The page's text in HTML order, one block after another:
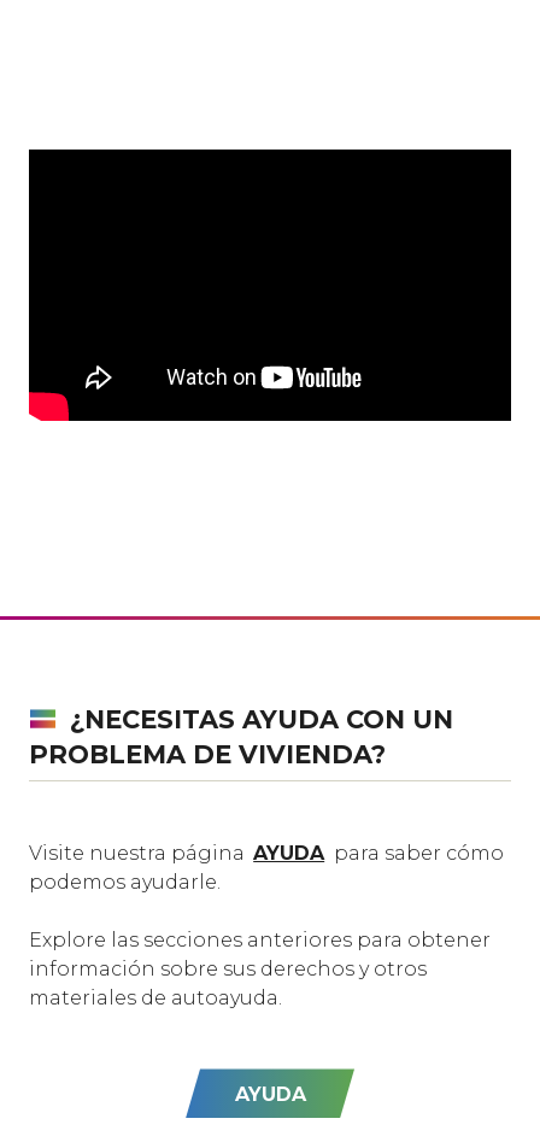
¿NECESITAS AYUDA CON UN
PROBLEMA DE VIVIENDA?
Visite nuestra página AYUDA para saber cómo
podemos ayudarle.
Explore las secciones anteriores para obtener
información sobre sus derechos y otros
materiales de autoayuda.
AYUDA